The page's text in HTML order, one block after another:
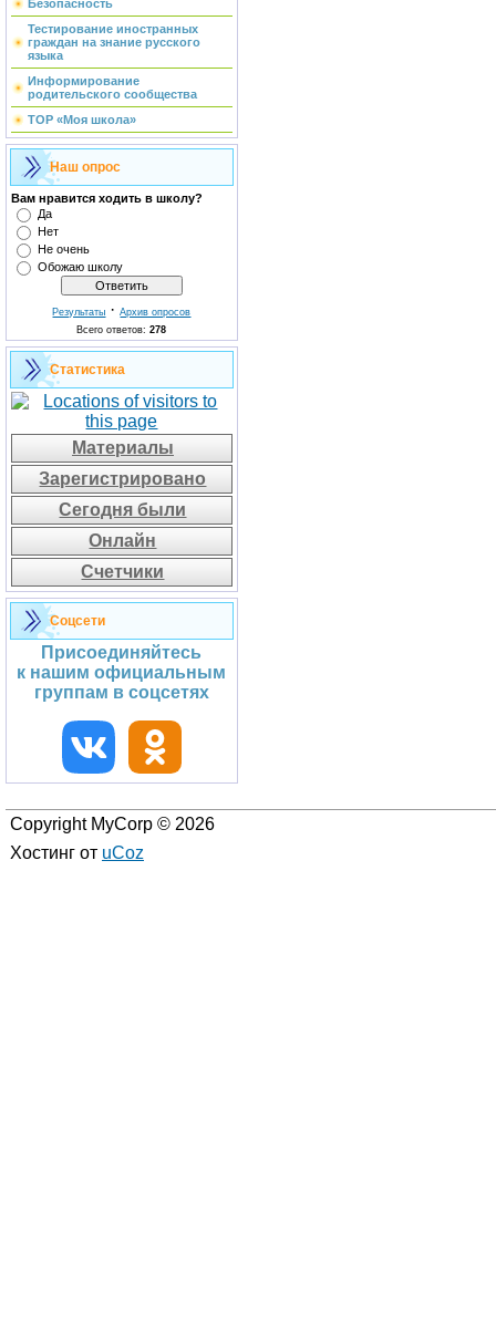
Безопасность
Тестирование иностранных
граждан на знание русского
языка
Информирование
родительского сообщества
ТОР «Моя школа»
Наш опрос
Вам нравится ходить в школу?
Да
Нет
Не очень
Обожаю школу
Результаты ·Архив опросов
Всего ответов:278
Статистика
Материалы
Зарегистрировано
Сегодня были
Онлайн
Счетчики
Соцсети
Присоединяйтесь
к нашим официальным
группам в соцсетях
Copyright MyCorp © 2026
Хостинг от uCoz